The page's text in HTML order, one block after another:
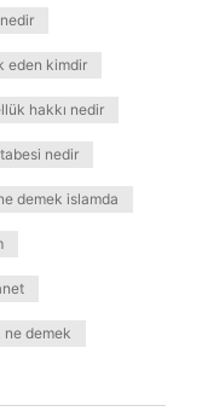
eden kimdir
hakkı nedir
nedir
demek islamda
demek